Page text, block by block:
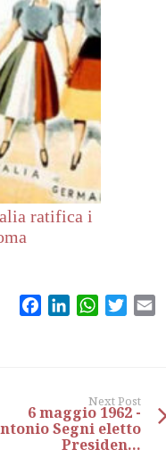
ratifica i
FacebookLinkedIn
Next Post
6 maggio 1962 -
Segni eletto
Presiden...